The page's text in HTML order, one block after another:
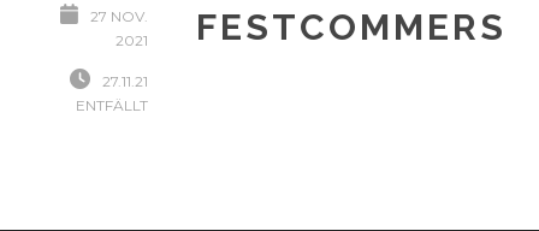
27 NOV.
2021
27.11.21
ENTFÄLLT
FESTCOMMERS